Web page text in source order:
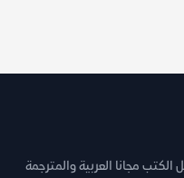
مجانا العربية والمترجمة